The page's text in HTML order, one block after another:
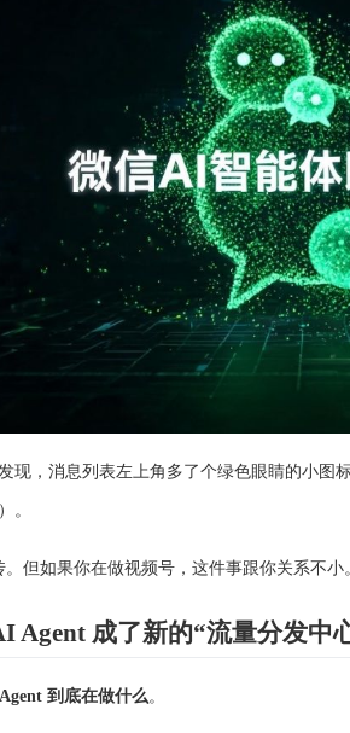
现，消息列表左上角多了个绿色眼睛的小
。
但如果你在做视频号，这件事跟你关系不小
Agent 成了新的“流量分发中心
到底在做什么。